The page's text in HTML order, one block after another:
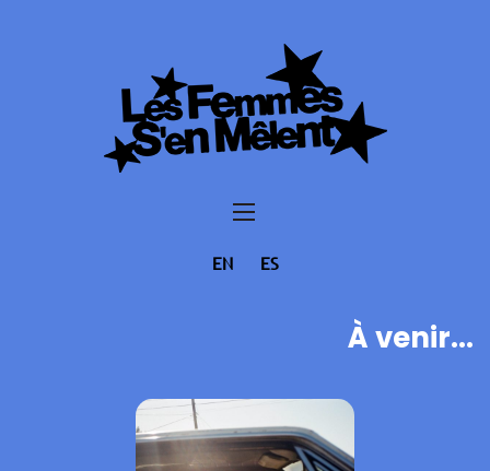
EN ES
À venir...